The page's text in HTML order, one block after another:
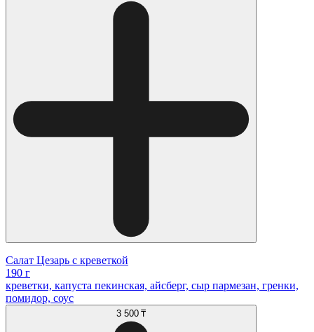
Салат Цезарь с креветкой
190 г
креветки, капуста пекинская, айсберг, сыр пармезан, гренки,
помидор, соус
3 500 ₸